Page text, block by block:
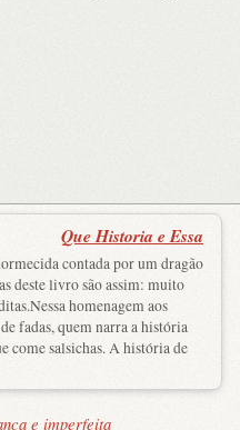
Que Historia e Essa
contada por um dragão
deste livro são assim: muito
homenagem aos
fadas, quem narra a história
come salsichas. A história de
e imperfeita